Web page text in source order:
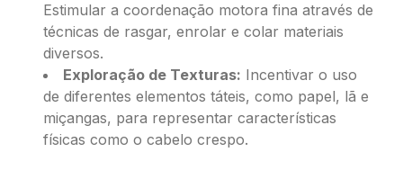
Estimular a coordenação motora fina através de
técnicas de rasgar, enrolar e colar materiais
diversos.
Exploração de Texturas: Incentivar o uso
de diferentes elementos táteis, como papel, lã e
miçangas, para representar características
físicas como o cabelo crespo.